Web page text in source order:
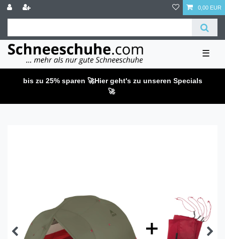
0,00 EUR
☰
bis zu 25% sparen 🚀Hier geht's zu unseren Specials
🚀